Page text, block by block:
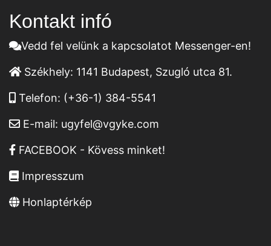
Kontakt infó
Vedd fel velünk a kapcsolatot Messenger-en!
Székhely: 1141 Budapest, Szugló utca 81.
Telefon: (+36-1) 384-5541
E-mail: ugyfel@vgyke.com
FACEBOOK - Kövess minket!
Impresszum
Honlaptérkép